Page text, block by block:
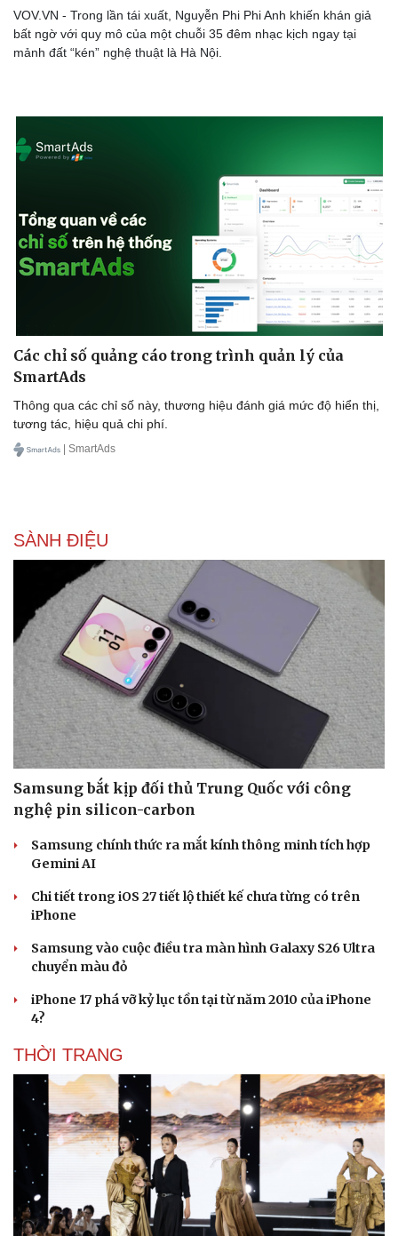
Nam khoa
Làm đẹp - giảm cân
Phòng mạch online
Ăn sạch sống khỏe
Sân khấu - Điện ảnh
Âm nhạc
VOV.VN - Trong lần tái xuất, Nguyễn Phi Phi Anh khiến khán giả
bất ngờ với quy mô của một chuỗi 35 đêm nhạc kịch ngay tại
mảnh đất “kén” nghệ thuật là Hà Nội.
Các chỉ số quảng cáo trong trình quản lý của
SmartAds
Thông qua các chỉ số này, thương hiệu đánh giá mức độ hiển thị,
tương tác, hiệu quả chi phí.
| SmartAds
SÀNH ĐIỆU
Samsung bắt kịp đối thủ Trung Quốc với công
nghệ pin silicon-carbon
Samsung chính thức ra mắt kính thông minh tích hợp
Gemini AI
Chi tiết trong iOS 27 tiết lộ thiết kế chưa từng có trên
iPhone
Samsung vào cuộc điều tra màn hình Galaxy S26 Ultra
chuyển màu đỏ
iPhone 17 phá vỡ kỷ lục tồn tại từ năm 2010 của iPhone
4?
THỜI TRANG